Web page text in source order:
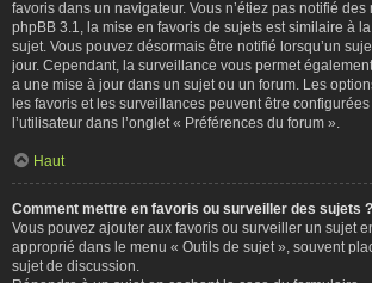
favoris dans un navigateur. Vous n’étiez pas notifié
phpBB 3.1, la mise en favoris de sujets est similaire à
sujet. Vous pouvez désormais être notifié lorsqu’un
jour. Cependant, la surveillance vous permet
a une mise à jour dans un sujet ou un forum. Les
les favoris et les surveillances peuvent être
l’utilisateur dans l’onglet « Préférences du forum ».
Haut
Comment mettre en favoris ou surveiller des sujets ?
Vous pouvez ajouter aux favoris ou surveiller un sujet
approprié dans le menu « Outils de sujet », souvent
sujet de discussion.